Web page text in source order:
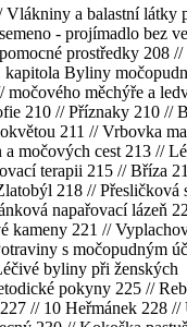
Vlákniny a balastní látky
- projímadlo bez
prostředky 208 //
kapitola Byliny
močového měchýře a
210 // Příznaky 210 //
211 // Vrbovka
močových cest 213 //
terapii 215 // Bříza
218 // Přesličková
napařovací lázeň
kameny 221 //
s močopudným
byliny při ženských
pokyny 225 //
// 10 Heřmánek 228 //